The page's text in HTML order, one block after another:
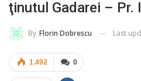
ţinutul Gadarei – Pr.
By Florin Dobrescu Last
0
1.492